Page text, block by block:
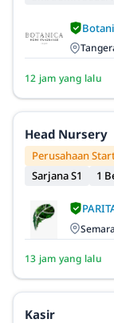
12 jam yang lalu
Head Nursery
Perusahaan
Sarjana S1
1
13 jam yang lalu
Kasir